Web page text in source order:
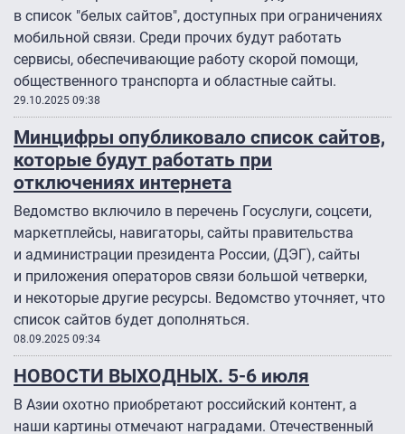
в список "белых сайтов", доступных при ограничениях
мобильной связи. Среди прочих будут работать
сервисы, обеспечивающие работу скорой помощи,
общественного транспорта и областные сайты.
29.10.2025 09:38
Минцифры опубликовало список сайтов,
которые будут работать при
отключениях интернета
Ведомство включило в перечень Госуслуги, соцсети,
маркетплейсы, навигаторы, сайты правительства
и администрации президента России, (ДЭГ), сайты
и приложения операторов связи большой четверки,
и некоторые другие ресурсы. Ведомство уточняет, что
список сайтов будет дополняться.
08.09.2025 09:34
НОВОСТИ ВЫХОДНЫХ. 5-6 июля
В Азии охотно приобретают российский контент, а
наши картины отмечают наградами. Отечественный